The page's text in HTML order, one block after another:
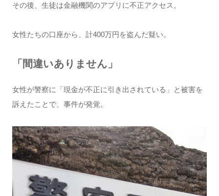
その後、生徒は金融機関のアプリに不正アクセス。
女性たちの口座から、計400万円を盗んだ疑い。
「間違いありません」
女性が警察に「現金が不正に引き出されている」と被害を
訴えたことで、事件が発覚。